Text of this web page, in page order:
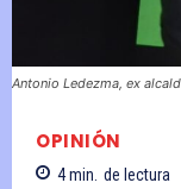
Antonio Ledezma, ex
OPINIÓN
4min. de lectura